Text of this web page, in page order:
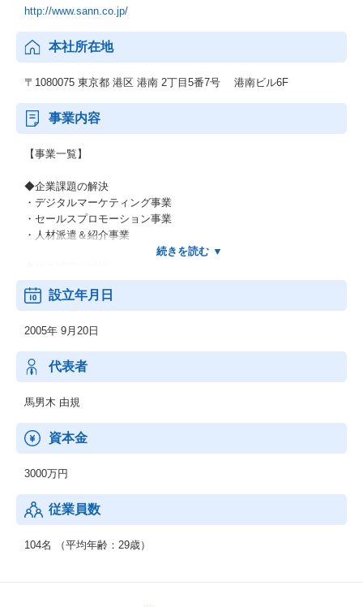
http://www.sann.co.jp/
本社所在地
〒1080075 東京都 港区 港南 2丁目5番7号 港南ビル6F
事業内容
【事業一覧】
◆企業課題の解決
・デジタルマーケティング事業
・セールスプロモーション事業
・人材派遣＆紹介事業
・福祉DX事業
・サテライトオフィス型の障がい者雇用＆定着支援事業
設立年月日
2005年 9月20日
代表者
馬男木 由規
資本金
3000万円
従業員数
104名 （平均年齢：29歳）